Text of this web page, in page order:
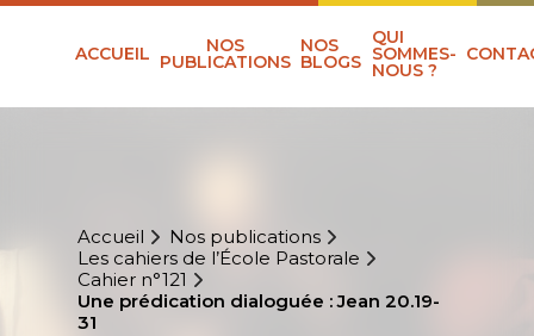
ACCUEIL NOS
PUBLICATIONS
NOS
BLOGS
QUI
SOMMES-
NOUS ?
Accueil
Nos publications
Les cahiers de l’École Pastorale
Cahier n°121
Une prédication dialoguée : Jean 20.19-
31